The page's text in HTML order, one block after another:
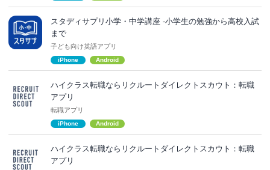
スタディサプリ小学・中学講座 -小学生の勉強から高校入試
まで
子ども向け英語アプリ
iPhone Android
ハイクラス転職ならリクルートダイレクトスカウト：転職
アプリ
転職アプリ
iPhone Android
ハイクラス転職ならリクルートダイレクトスカウト：転職
アプリ